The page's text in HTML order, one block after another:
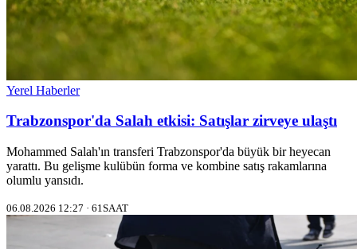
Yerel Haberler
Trabzonspor'da Salah etkisi: Satışlar zirveye ulaştı
Mohammed Salah'ın transferi Trabzonspor'da büyük bir heyecan
yarattı. Bu gelişme kulübün forma ve kombine satış rakamlarına
olumlu yansıdı.
06.08.2026 12:27 · 61SAAT